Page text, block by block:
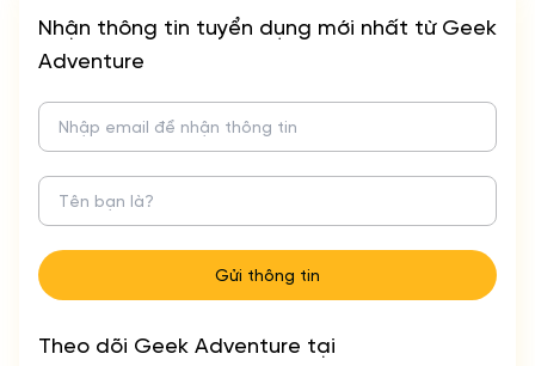
Geek Acquisition Geek Branding
GU Operations Khác
Đôi dòng về bản thân
Nhận thông tin tuyển dụng mới nhất từ Geek
Adventure
Gửi thông tin
Theo dõi Geek Adventure tại